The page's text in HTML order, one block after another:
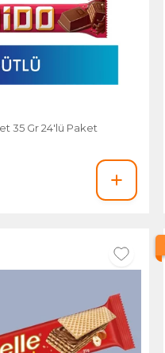
35 Gr 24'lü Paket